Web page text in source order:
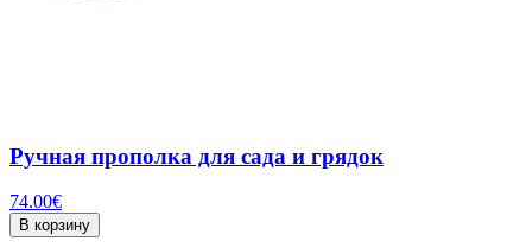
Ручная прополка для сада и грядок
74.00€
В корзину